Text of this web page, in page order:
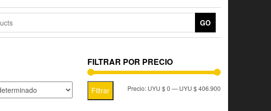
GO
FILTRAR POR PRECIO
Filtrar Precio: UYU $ 0—UYU $ 406.900